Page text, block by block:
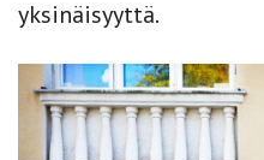
yksinäisyyttä.